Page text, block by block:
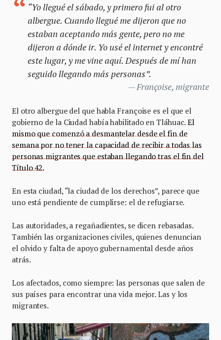
“Yo llegué el sábado, y primero fui al otro
albergue. Cuando llegué me dijeron que no
estaban aceptando más gente, pero no me
dijeron a dónde ir. Yo usé el internet y encontré
este lugar, y me vine aquí. Después de mí han
seguido llegando más personas”.
Françoise, migrante
El otro albergue del que habla Françoise es el que el
gobierno de la Ciudad había habilitado en Tláhuac.El
mismo que comenzó a desmantelar desde el fin de
semana por no tener la capacidad de recibir a todas las
personas migrantes que estaban llegando tras el fin del
Título 42.
En esta ciudad, “la ciudad de los derechos”, parece que
uno está pendiente de cumplirse: el de refugiarse.
Las autoridades, a regañadientes, se dicen rebasadas.
También las organizaciones civiles, quienes denuncian
el olvido y falta de apoyo gubernamental desde años
atrás.
Los afectados, como siempre: las personas que salen de
sus países para encontrar una vida mejor. Las y los
migrantes.